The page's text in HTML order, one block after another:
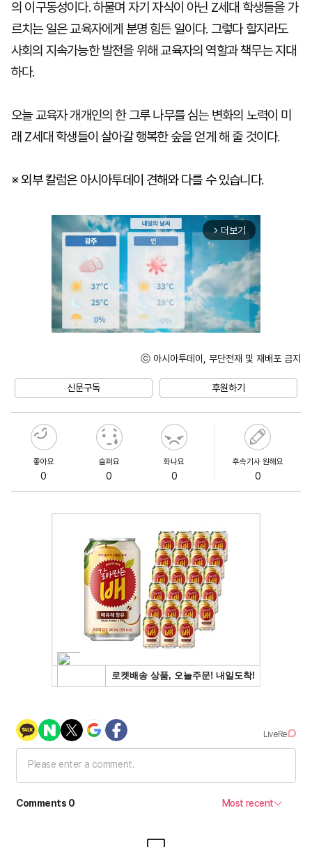
의 이구동성이다. 하물며 자기 자식이 아닌 Z세대 학생들을 가
르치는 일은 교육자에게 분명 힘든 일이다. 그렇다 할지라도
사회의 지속가능한 발전을 위해 교육자의 역할과 책무는 지대
하다.
오늘 교육자 개개인의 한 그루 나무를 심는 변화의 노력이 미
래 Z세대 학생들이 살아갈 행복한 숲을 얻게 해 줄 것이다.
※ 외부 칼럼은 아시아투데이 견해와 다를 수 있습니다.
arrow_forward_ios 더보기
ⓒ 아시아투데이, 무단전재 및 재배포 금지
신문구독 후원하기
좋아요
0
슬퍼요
0
화나요
0
후속기사 원해요
0